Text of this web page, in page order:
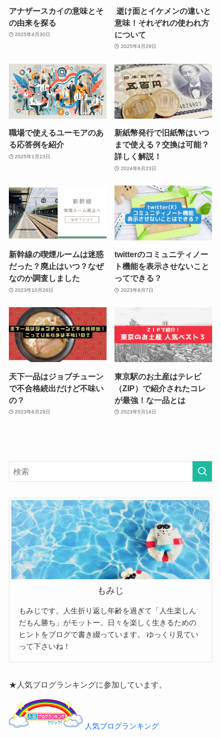
アナザースカイの意味とそ
の由来を探る
2025年4月30日
逝け面とイケメンの違いと
意味！それぞれの使われ方
について
2025年4月29日
職場で使えるユーモアのあ
る応答例を紹介
2025年1月23日
新紙幣発行で旧紙幣はいつ
まで使える？交換は可能？
詳しく解説！
2024年6月23日
新幹線の喫煙ルームは迷惑
だった？廃止はいつ？なぜ
なのか調査しました
2023年10月26日
twitterのコミュニティノー
ト機能を表示させないこと
ってできる？
2023年8月7日
天下一品はジョブチューン
で不合格続出だけど不味い
の？
2023年6月29日
東京駅のお土産はテレビ
（ZIP）で紹介されたコレ
が最強！な一品とは
2023年5月14日
もみじ
もみじです。人生折り返し年齢を過ぎて「人生楽しん
だもん勝ち」がモットー。日々を楽しく生きるための
ヒントをブログで書き綴っています。
ゆっくり見てい
って下さいね！
★人気ブログランキングに参加しています。
人気ブログランキング